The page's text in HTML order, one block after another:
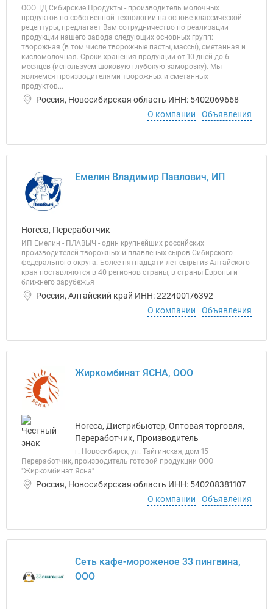
ООО ТД Сибирские Продукты - производитель молочных
продуктов по собственной технологии на основе классической
рецептуры, предлагает Вам сотрудничество по реализации
продукции нашего завода следующих основных групп:
творожная (в том числе творожные пасты, массы), сметанная и
кисломолочная. Сроки хранения продукции от 10 дней до 6
месяцев (используем шоковую глубокую заморозку). Мы
являемся производителями творожных и сметанных
продуктов...
Россия, Новосибирская область ИНН: 5402069668
О компании
Объявления
Емелин Владимир Павлович, ИП
Horeca, Переработчик
ИП Емелин - ПЛАВЫЧ - один крупнейших российских
производителей творожных и плавленых сыров Сибирского
федерального округа. Более пятнадцати лет сыры из Алтайского
края поставляются в 40 регионов страны, в страны Европы и
ближнего зарубежья
Россия, Алтайский край ИНН: 222400176392
О компании
Объявления
Жиркомбинат ЯСНА, ООО
Horeca, Дистрибьютер, Оптовая торговля,
Переработчик, Производитель
г. Новосибирск, ул. Тайгинская, дом 15
Переработчик, производитель готовой продукции ООО
"Жиркомбинат Ясна"
Россия, Новосибирская область ИНН: 540208381107
О компании
Объявления
Сеть кафе-мороженое 33 пингвина,
ООО